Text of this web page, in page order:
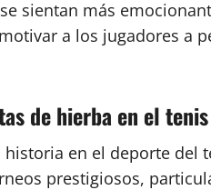
sientan más
a los jugadores a
de hierba en el tenis
en el deporte del
prestigiosos,